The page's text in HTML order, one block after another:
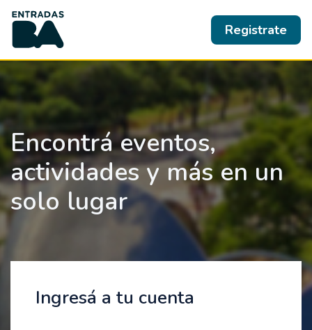
Registrate
Encontrá eventos,
actividades y más en un
solo lugar
Ingresá a tu cuenta